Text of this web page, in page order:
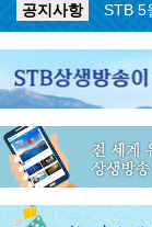
공지사항
ON
공지사항
STB 5
공지사항
STB 4
공지사항
STB 4
STB
공지사항
STB 4
공지사항
STB